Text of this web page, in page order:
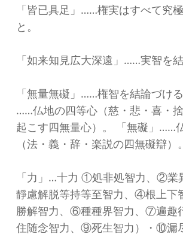
「皆已具足」……権実はすべて究
と。
「如来知見広大深遠」……実智を結
「無量無礙」……権智を結論づける
……仏地の四等心（慈・悲・喜・
起こす四無量心）。 「無礙」……
（法・義・辞・楽説の四無礙辯）。
「力」…十力 ①処非処智力、②
靜慮解脱等持等至智力、④根上
勝解智力、⑥種種界智力、⑦遍趣
住随念智力、⑨死生智力）・⑩漏